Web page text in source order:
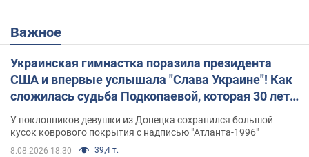
Важное
Украинская гимнастка поразила президента
США и впервые услышала "Слава Украине"! Как
сложилась судьба Подкопаевой, которая 30 лет
назад завоевала "золото" Олимпиады
У поклонников девушки из Донецка сохранился большой
кусок коврового покрытия с надписью "Атланта-1996"
8.08.2026 18:30 39,4 т.